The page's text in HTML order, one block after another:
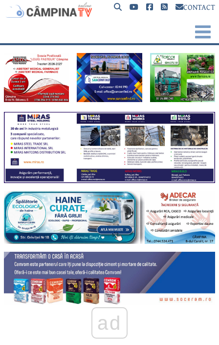
CONTACT
ad